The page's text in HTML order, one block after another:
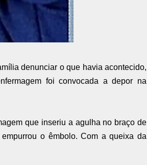
denunciar o que havia acontecido,
foi convocada a depor na
que inseriu a agulha no braço de
o êmbolo. Com a queixa da